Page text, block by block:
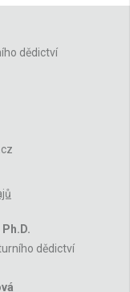
dědictví
dědictví